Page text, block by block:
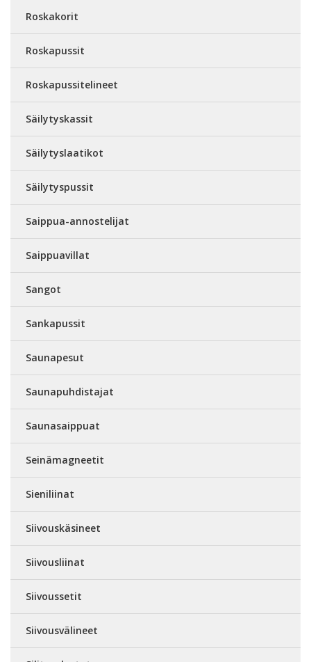
Roskakorit
Roskapussit
Roskapussitelineet
Säilytyskassit
Säilytyslaatikot
Säilytyspussit
Saippua-annostelijat
Saippuavillat
Sangot
Sankapussit
Saunapesut
Saunapuhdistajat
Saunasaippuat
Seinämagneetit
Sieniliinat
Siivouskäsineet
Siivousliinat
Siivoussetit
Siivousvälineet